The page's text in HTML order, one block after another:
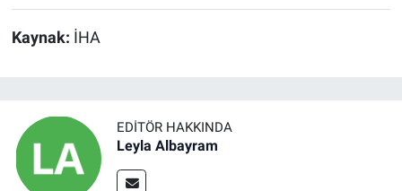
Kaynak: İHA
EDITÖR HAKKINDA
Leyla Albayram